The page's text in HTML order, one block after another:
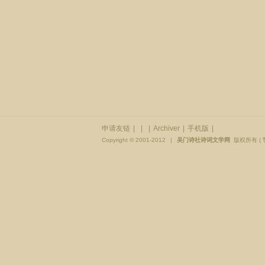
申请友链 Archiver 手机版
Copyright © 2001-2012 | 吴门诗社诗词文学网 版权所有 (